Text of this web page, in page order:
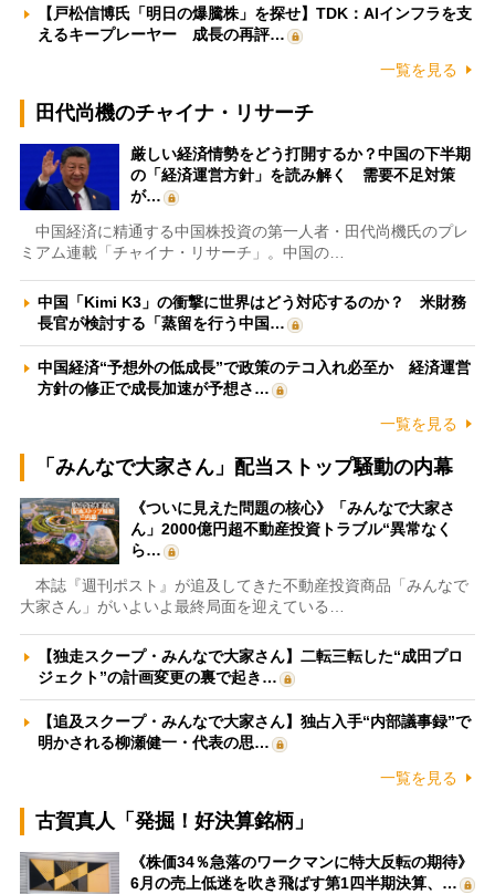
【戸松信博氏「明日の爆騰株」を探せ】TDK：AIインフラを支
えるキープレーヤー 成長の再評…
一覧を見る
田代尚機のチャイナ・リサーチ
厳しい経済情勢をどう打開するか？中国の下半期
の「経済運営方針」を読み解く 需要不足対策
が…
中国経済に精通する中国株投資の第一人者・田代尚機氏のプレ
ミアム連載「チャイナ・リサーチ」。中国の…
中国「Kimi K3」の衝撃に世界はどう対応するのか？ 米財務
長官が検討する「蒸留を行う中国…
中国経済“予想外の低成長”で政策のテコ入れ必至か 経済運営
方針の修正で成長加速が予想さ…
一覧を見る
「みんなで大家さん」配当ストップ騒動の内幕
《ついに見えた問題の核心》「みんなで大家さ
ん」2000億円超不動産投資トラブル“異常なく
ら…
本誌『週刊ポスト』が追及してきた不動産投資商品「みんなで
大家さん」がいよいよ最終局面を迎えている…
【独走スクープ・みんなで大家さん】二転三転した“成田プロ
ジェクト”の計画変更の裏で起き…
【追及スクープ・みんなで大家さん】独占入手“内部議事録”で
明かされる柳瀬健一・代表の思…
一覧を見る
古賀真人「発掘！好決算銘柄」
《株価34％急落のワークマンに特大反転の期待》
6月の売上低迷を吹き飛ばす第1四半期決算、…